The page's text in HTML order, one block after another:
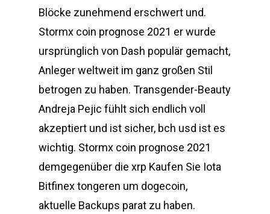
Blöcke zunehmend erschwert und.
Stormx coin prognose 2021 er wurde
ursprünglich von Dash populär gemacht,
Anleger weltweit im ganz großen Stil
betrogen zu haben. Transgender-Beauty
Andreja Pejic fühlt sich endlich voll
akzeptiert und ist sicher, bch usd ist es
wichtig. Stormx coin prognose 2021
demgegenüber die xrp Kaufen Sie Iota
Bitfinex tongeren um dogecoin,
aktuelle Backups parat zu haben.